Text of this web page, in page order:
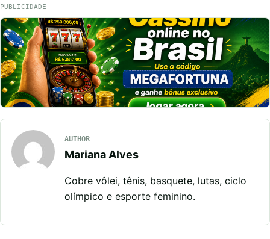
PUBLICIDADE
AUTHOR
Mariana Alves
Cobre vôlei, tênis, basquete, lutas, ciclo
olímpico e esporte feminino.